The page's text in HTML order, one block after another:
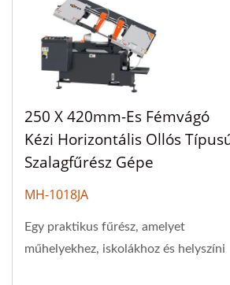
250 X 420mm-Es Fémvágó
Kézi Horizontális Ollós
Szalagfűrész Gépe
MH-1018JA
Egy praktikus fűrész, amelyet
műhelyekhez, iskolákhoz és helyszíni